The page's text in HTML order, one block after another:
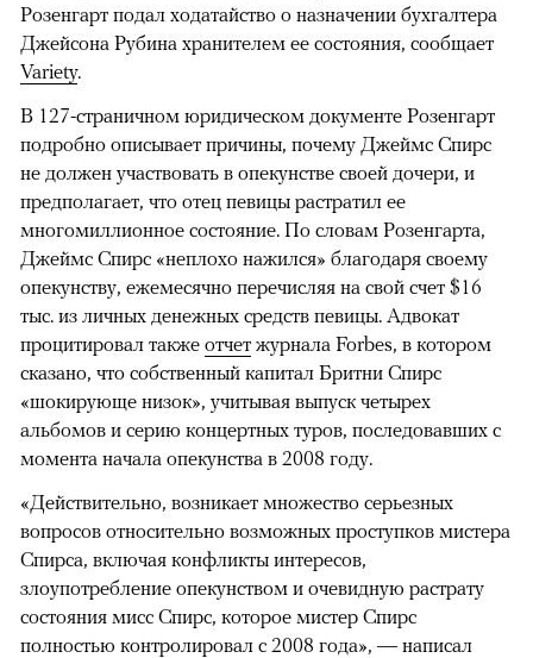
Розенгарт подал ходатайство о назначении бухгалтера
Джейсона Рубина хранителем ее состояния, сообщает
Variety.
В 127-страничном юридическом документе Розенгарт
подробно описывает причины, почему Джеймс Спирс
не должен участвовать в опекунстве своей дочери, и
предполагает, что отец певицы растратил ее
многомиллионное состояние. По словам Розенгарта,
Джеймс Спирс «неплохо нажился» благодаря своему
опекунству, ежемесячно перечисляя на свой счет $16
тыс. из личных денежных средств певицы. Адвокат
процитировал также отчет журнала Forbes, в котором
сказано, что собственный капитал Бритни Спирс
«шокирующе низок», учитывая выпуск четырех
альбомов и серию концертных туров, последовавших с
момента начала опекунства в 2008 году.
«Действительно, возникает множество серьезных
вопросов относительно возможных проступков мистера
Спирса, включая конфликты интересов,
злоупотребление опекунством и очевидную растрату
состояния мисс Спирс, которое мистер Спирс
полностью контролировал с 2008 года», — написал